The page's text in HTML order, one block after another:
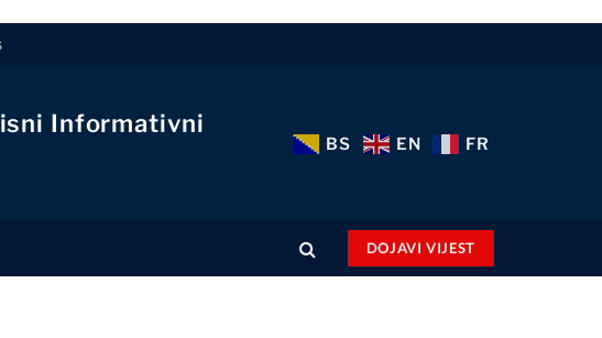
Informativni
BS EN FR
DOJAVI VIJEST